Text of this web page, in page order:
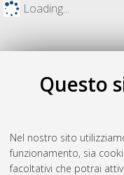
Questo
Nel nostro sito
funzionamento, sia
facoltativi che potrai
Loading...